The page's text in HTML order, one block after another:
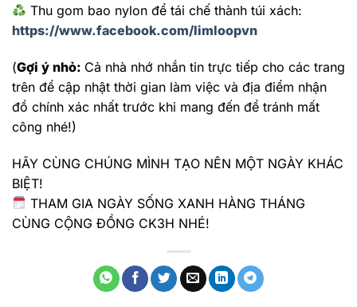
Thu gom bao nylon để tái chế thành túi xách:
https://www.facebook.com/limloopvn
(Gợi ý nhỏ: Cả nhà nhớ nhắn tin trực tiếp cho các trang
trên để cập nhật thời gian làm việc và địa điểm nhận
đồ chính xác nhất trước khi mang đến để tránh mất
công nhé!)
HÃY CÙNG CHÚNG MÌNH TẠO NÊN MỘT NGÀY KHÁC
BIỆT!
THAM GIA NGÀY SỐNG XANH HÀNG THÁNG
CÙNG CỘNG ĐỒNG CK3H NHÉ!